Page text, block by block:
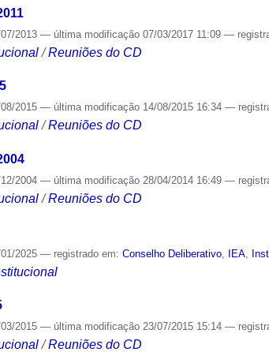
07/2013— última modificação 07/03/2017 11:09—
/Reuniões do CD
08/2015— última modificação 14/08/2015 16:34—
/Reuniões do CD
12/2004— última modificação 28/04/2014 16:49—
/Reuniões do CD
01/2025— registrado em:Conselho Deliberativo IEA
2015— última modificação 23/07/2015 15:14—
/Reuniões do CD